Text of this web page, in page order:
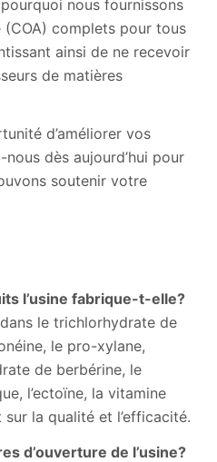
nous fournissons
(COA) complets pour tous
ainsi de ne recevoir
de matières
d’améliorer vos
dès aujourd’hui pour
soutenir votre
l’usine fabrique-t-elle?
le trichlorhydrate de
le pro-xylane,
de berbérine, le
l’ectoïne, la vitamine
sur la qualité et l’efficacité.
d’ouverture de l’usine?